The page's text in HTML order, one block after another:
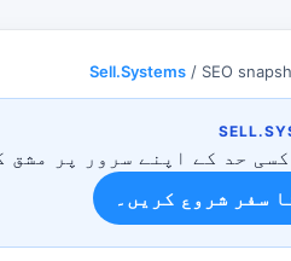
Sell.Systems / SEO
کسی حد کے اپنے سرور پر
سفر شروع کریں۔